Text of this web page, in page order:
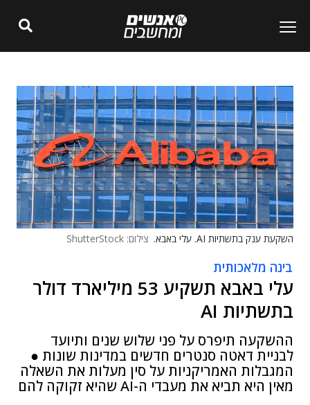
השקעת ענק בתשתיות AI. עלי באבא. צילום: ShutterStock
בינה מלאכותית
עלי באבא תשקיע 53 מיליארד דולר
בתשתיות AI
ההשקעה תיפרס על פני שלוש שנים ותיועד
לבניית דאטה סנטרים חדשים במדינות שונות ●
המגבלות האמריקניות על סין מעלות את השאלה
מאין היא תביא את מעבדי ה-AI שהיא זקוקה להם